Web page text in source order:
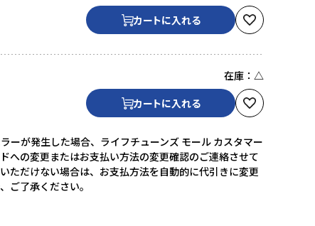
カートに入れる
在庫： △
カートに入れる
ーが発生した場合、ライフチューンズ モール カスタマー
への変更またはお支払い方法の変更確認のご連絡させて
ただけない場合は、お支払方法を自動的に代引きに変更
ご了承ください。